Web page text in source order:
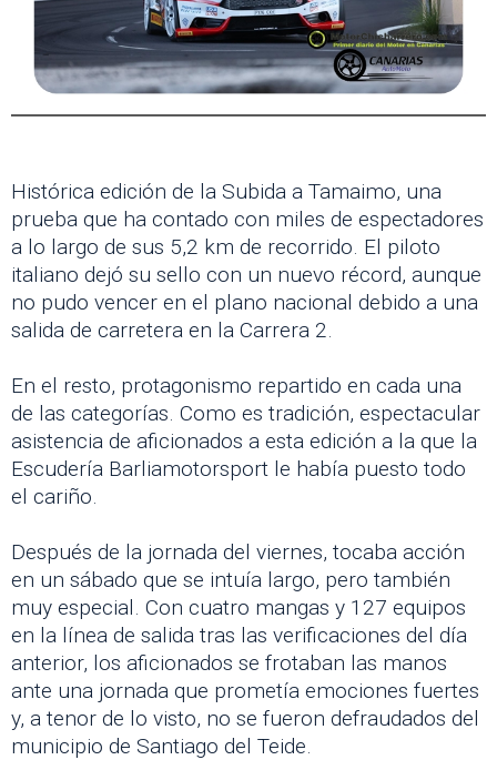
Histórica edición de la Subida a Tamaimo, una
prueba que ha contado con miles de espectadores
a lo largo de sus 5,2 km de recorrido. El piloto
italiano dejó su sello con un nuevo récord, aunque
no pudo vencer en el plano nacional debido a una
salida de carretera en la Carrera 2.
En el resto, protagonismo repartido en cada una
de las categorías. Como es tradición, espectacular
asistencia de aficionados a esta edición a la que la
Escudería Barliamotorsport le había puesto todo
el cariño.
Después de la jornada del viernes, tocaba acción
en un sábado que se intuía largo, pero también
muy especial. Con cuatro mangas y 127 equipos
en la línea de salida tras las verificaciones del día
anterior, los aficionados se frotaban las manos
ante una jornada que prometía emociones fuertes
y, a tenor de lo visto, no se fueron defraudados del
municipio de Santiago del Teide.